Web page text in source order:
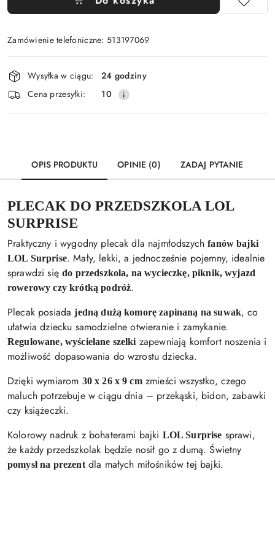
Zamówienie telefoniczne: 513197069
Dostępność
i
dostawa
Wysyłka w ciągu:
24 godziny
Cena przesyłki:
10
OPIS PRODUKTU OPINIE (0) ZADAJ PYTANIE
PLECAK DO PRZEDSZKOLA LOL
SURPRISE
Praktyczny i wygodny plecak dla najmłodszychfanów bajki
LOL Surprise. Mały, lekki, a jednocześnie pojemny, idealnie
sprawdzi siędo przedszkola, na wycieczkę, piknik, wyjazd
rowerowy czy krótką podróż.
Plecak posiadajedną dużą komorę zapinaną na suwak, co
ułatwia dziecku samodzielne otwieranie i zamykanie.
Regulowane, wyściełane szelkizapewniają komfort noszenia i
możliwość dopasowania do wzrostu dziecka.
Dzięki wymiarom 30 x 26 x 9 cmzmieści wszystko, czego
maluch potrzebuje w ciągu dnia – przekąski, bidon, zabawki
czy książeczki.
Kolorowy nadruk z bohaterami bajki LOL Surprise sprawi,
że każdy przedszkolak będzie nosił go z dumą. Świetny
pomysł na prezentdla małych miłośników tej bajki.